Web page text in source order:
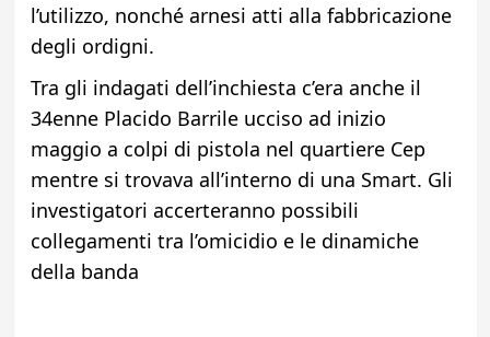
l’utilizzo, nonché arnesi atti alla fabbricazione
degli ordigni.
Tra gli indagati dell’inchiesta c’era anche il
34enne Placido Barrile ucciso ad inizio
maggio a colpi di pistola nel quartiere Cep
mentre si trovava all’interno di una Smart. Gli
investigatori accerteranno possibili
collegamenti tra l’omicidio e le dinamiche
della banda